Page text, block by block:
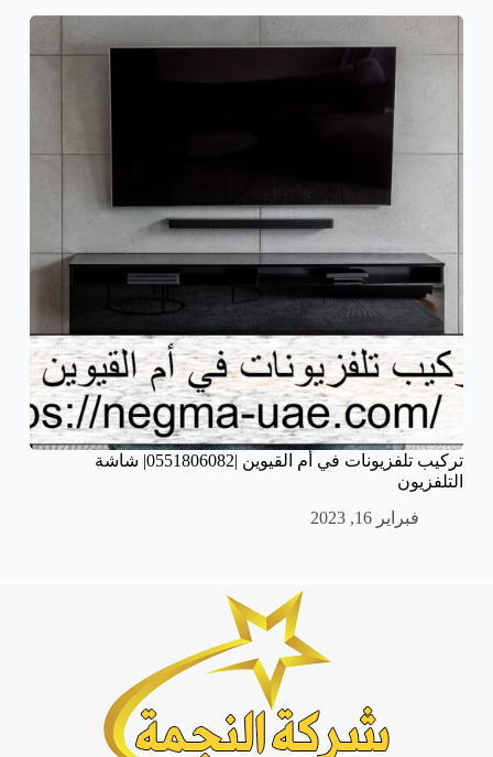
تركيب تلفزيونات في أم القيوين |0551806082| شاشة
التلفزيون
فبراير 16, 2023